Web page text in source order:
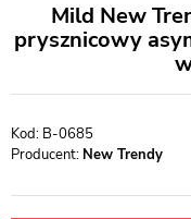
Mild New
prysznicowy
B-0685
Producent: New Trendy